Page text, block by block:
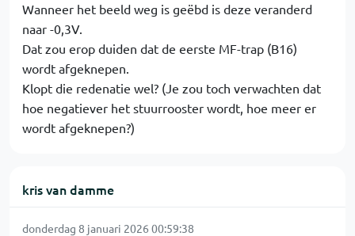
Wanneer het beeld weg is geëbd is deze veranderd
naar -0,3V.
Dat zou erop duiden dat de eerste MF-trap (B16)
wordt afgeknepen.
Klopt die redenatie wel? (Je zou toch verwachten dat
hoe negatiever het stuurrooster wordt, hoe meer er
wordt afgeknepen?)
kris van damme
donderdag 8 januari 2026 00:59:38